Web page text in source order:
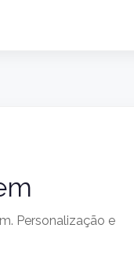
Personalização e